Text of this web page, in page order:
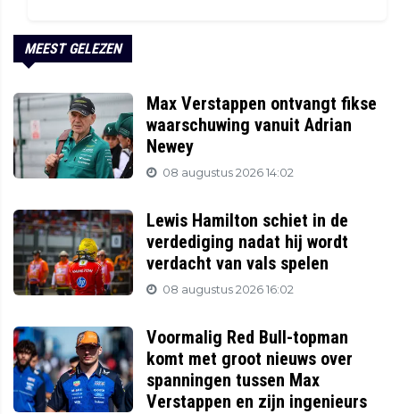
MEEST GELEZEN
Max Verstappen ontvangt fikse
waarschuwing vanuit Adrian
Newey
08 augustus 2026 14:02
Lewis Hamilton schiet in de
verdediging nadat hij wordt
verdacht van vals spelen
08 augustus 2026 16:02
Voormalig Red Bull-topman
komt met groot nieuws over
spanningen tussen Max
Verstappen en zijn ingenieurs